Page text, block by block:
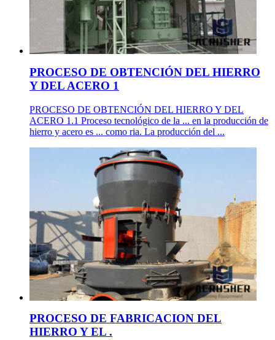
PROCESO DE OBTENCIÓN DEL HIERRO
Y DEL ACERO 1
PROCESO DE OBTENCIÓN DEL HIERRO Y DEL
ACERO 1.1 Proceso tecnológico de la ... en la producción de
hierro y acero es ... como ria. La producción del ...
PROCESO DE FABRICACION DEL
HIERRO Y EL .